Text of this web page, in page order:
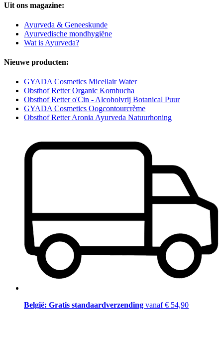
Uit ons magazine:
Ayurveda & Geneeskunde
Ayurvedische mondhygiëne
Wat is Ayurveda?
Nieuwe producten:
GYADA Cosmetics Micellair Water
Obsthof Retter Organic Kombucha
Obsthof Retter o'Cin - Alcoholvrij Botanical Puur
GYADA Cosmetics Oogcontourcrème
Obsthof Retter Aronia Ayurveda Natuurhoning
België: Gratis standaardverzending vanaf € 54,90